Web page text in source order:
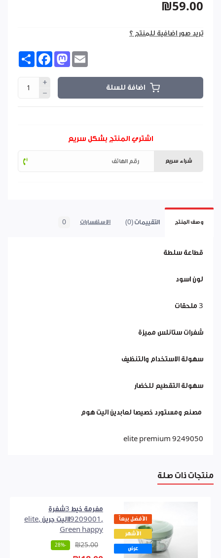
₪59.00
تريد صور اضافية للمنتج ؟
Share FacebookMastodon
اضافة للسلة
اشتري المنتج بشكل سريع
شراء سريع
وصف المنتج التقييمات (0) الاستفسارات 0
قطاعة سلطة
لون اسود
3 ملحقات
شفرات ستانلس مميزة
سهولة الاستخدام والتنظيف
سهولة التقطيع للخضار
مصنع ومستورد خصيصا لعابدين اليت هوم
elite premium 9249050
منتجات ذات صلة
الأفضل بيعاً
الأشهر
عرض
مفرمة خيط 3شفرة
,9209001االيت جرين ,elite
Green happy
₪25.00
-28%